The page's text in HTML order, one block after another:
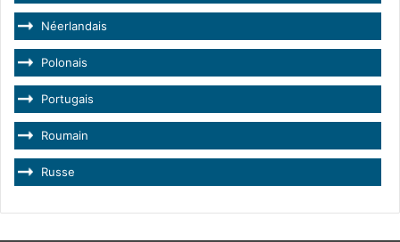
Néerlandais
Polonais
Portugais
Roumain
Russe